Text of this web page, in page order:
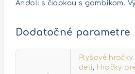
Andoli s čiapkou s gombíkom.
Dodatočné parametre
Plyšové
deti, Hračky